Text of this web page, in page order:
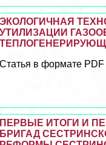
ЭКОЛОГИЧНАЯ
УТИЛИЗАЦИИ
Статья в формате PDF
ПЕРВЫЕ ИТОГИ И
БРИГАД